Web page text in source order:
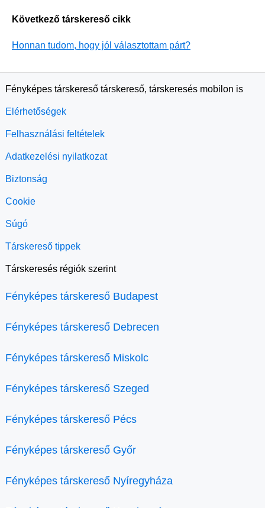
Következő társkereső cikk
Honnan tudom, hogy jól választottam párt?
Fényképes társkereső társkereső, társkeresés mobilon is
Elérhetőségek
Felhasználási feltételek
Adatkezelési nyilatkozat
Biztonság
Cookie
Súgó
Társkereső tippek
Társkeresés régiók szerint
Fényképes társkereső Budapest
Fényképes társkereső Debrecen
Fényképes társkereső Miskolc
Fényképes társkereső Szeged
Fényképes társkereső Pécs
Fényképes társkereső Győr
Fényképes társkereső Nyíregyháza